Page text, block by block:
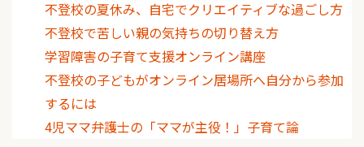
不登校の夏休み、自宅でクリエイティブな過ごし方
不登校で苦しい親の気持ちの切り替え方
学習障害の子育て支援オンライン講座
不登校の子どもがオンライン居場所へ自分から参加
するには
4児ママ弁護士の「ママが主役！」子育て論